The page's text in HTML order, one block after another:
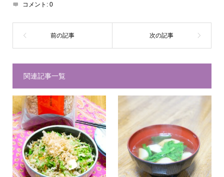
コメント: 0
関連記事一覧